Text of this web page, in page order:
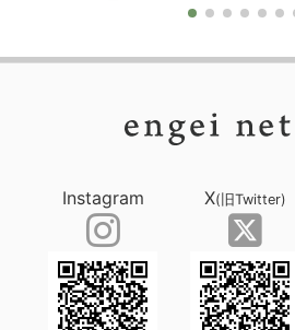
Instagram X(旧Twitter)